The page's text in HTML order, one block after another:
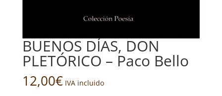
BUENOS DÍAS, DON
PLETÓRICO – Paco Bello
12,00€ IVA incluido